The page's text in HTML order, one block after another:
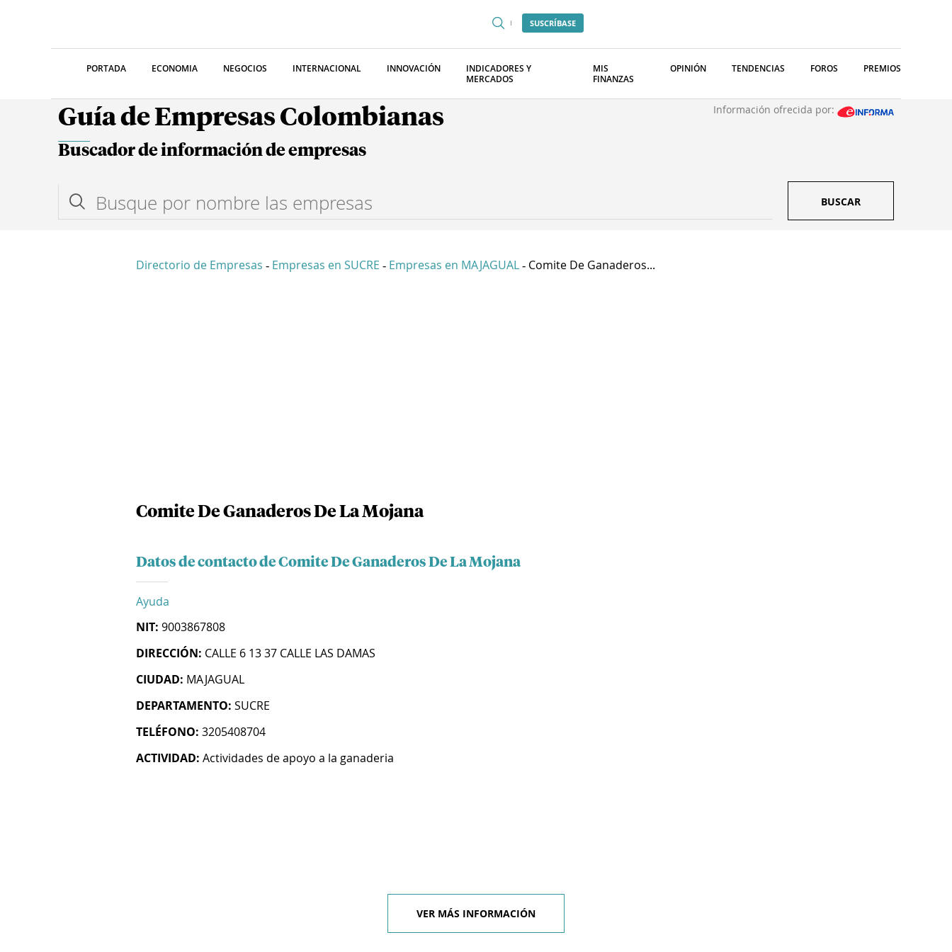
SUSCRÍBASE
PORTADA ECONOMIA NEGOCIOS INTERNACIONAL INNOVACIÓN
INDICADORES Y
MERCADOS
MIS
FINANZAS
OPINIÓN TENDENCIAS FOROS PREMIOS
Guía de Empresas Colombianas Información ofrecida por:
Buscador de información de empresas
BUSCAR
Directorio de Empresas - Empresas en SUCRE - Empresas en MAJAGUAL - Comite De Ganaderos...
Comite De Ganaderos De La Mojana
Datos de contacto de Comite De Ganaderos De La Mojana
Ayuda
NIT: 9003867808
DIRECCIÓN: CALLE 6 13 37 CALLE LAS DAMAS
CIUDAD: MAJAGUAL
DEPARTAMENTO: SUCRE
TELÉFONO: 3205408704
ACTIVIDAD: Actividades de apoyo a la ganaderia
VER MÁS INFORMACIÓN